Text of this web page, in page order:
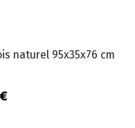
naturel 95x35x76 cm